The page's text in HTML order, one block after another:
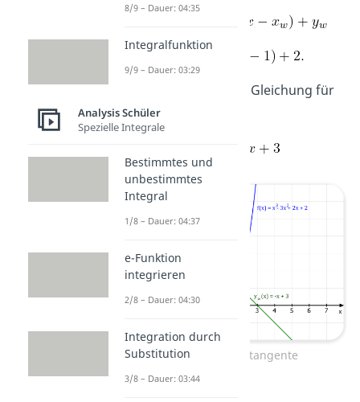
Damit erhältst du die Gleichung für
die Wendetangente
Beispiel Wendetangente
8/9 – Dauer: 04:35
Integralfunktion
9/9 – Dauer: 03:29
Analysis Schüler
Spezielle Integrale
Bestimmtes und
unbestimmtes
Integral
1/8 – Dauer: 04:37
e-Funktion
integrieren
2/8 – Dauer: 04:30
Integration durch
Substitution
3/8 – Dauer: 03:44